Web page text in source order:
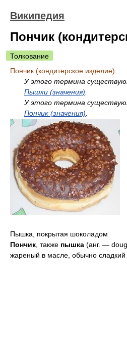
Википедия
Пончик
Толкование
Пончик (кондитерское изделие)
У этого термина
Пышки (значения)
У этого термина
Пончик (значения)
Пышка, покрытая шоколадом
Пончик , также пышка (анг. —
жареный в масле, обычно сладкий